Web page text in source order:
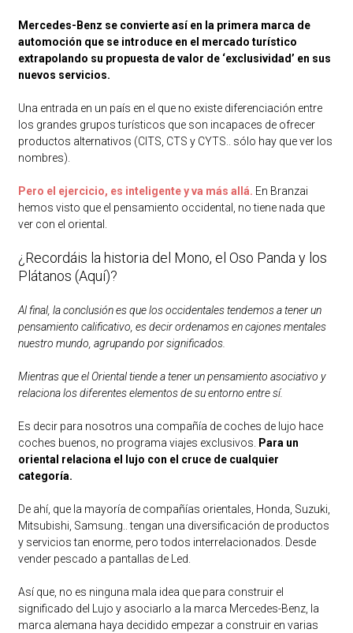
Mercedes-Benz se convierte así en la primera marca de
automoción que se introduce en el mercado turístico
extrapolando su propuesta de valor de ‘exclusividad’ en sus
nuevos servicios.
Una entrada en un país en el que no existe diferenciación entre
los grandes grupos turísticos que son incapaces de ofrecer
productos alternativos (CITS, CTS y CYTS.. sólo hay que ver los
nombres).
Pero el ejercicio, es inteligente y va más allá. En Branzai
hemos visto que el pensamiento occidental, no tiene nada que
ver con el oriental.
¿Recordáis la historia del Mono, el Oso Panda y los
Plátanos (Aquí)?
Al final, la conclusión es que los occidentales tendemos a tener un
pensamiento calificativo, es decir ordenamos en cajones mentales
nuestro mundo, agrupando por significados.
Mientras que el Oriental tiende a tener un pensamiento asociativo y
relaciona los diferentes elementos de su entorno entre sí.
Es decir para nosotros una compañía de coches de lujo hace
coches buenos, no programa viajes exclusivos.
Para un
oriental relaciona el lujo con el cruce de cualquier
categoría.
De ahí, que la mayoría de compañías orientales, Honda, Suzuki,
Mitsubishi, Samsung.. tengan una diversificación de productos
y servicios tan enorme, pero todos interrelacionados. Desde
vender pescado a pantallas de Led.
Así que, no es ninguna mala idea que para construir el
significado del Lujo y asociarlo a la marca Mercedes-Benz, la
marca alemana haya decidido empezar a construir en varias